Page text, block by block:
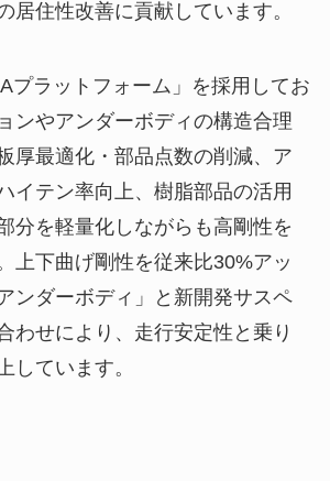
居住性改善に貢献しています。
プラットフォーム」を採用してお
ンやアンダーボディの構造合理
厚最適化・部品点数の削減、ア
イテン率向上、樹脂部品の活用
分を軽量化しながらも高剛性を
上下曲げ剛性を従来比30%アッ
ンダーボディ」と新開発サスペ
わせにより、走行安定性と乗り
しています。